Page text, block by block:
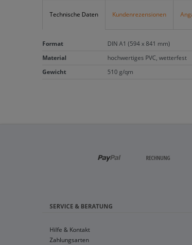
Technische Daten Kundenrezensionen
Format
DIN A1 (594 x 841 mm)
Material
hochwertiges PVC, wetterfest
Gewicht
510 g/qm
SERVICE & BERATUNG
Hilfe & Kontakt
Zahlungsarten